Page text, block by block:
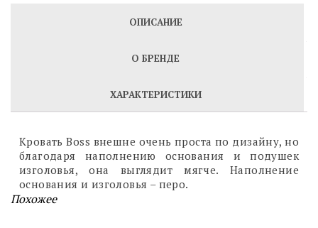
ОПИСАНИЕ
О БРЕНДЕ
ХАРАКТЕРИСТИКИ
Кровать Boss внешне очень проста по дизайну, но
благодаря наполнению основания и подушек
изголовья, она выглядит мягче. Наполнение
основания и изголовья – перо.
Похожее